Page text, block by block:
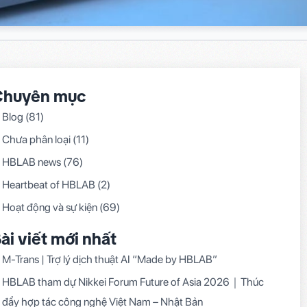
mục
Blog (81)
Chưa phân loại (11)
HBLAB news (76)
Heartbeat of HBLAB (2)
Hoạt động và sự kiện (69)
viết mới nhất
M-Trans | Trợ lý dịch thuật AI “Made by HBLAB”
HBLAB tham dự Nikkei Forum Future of Asia 2026｜Thúc
đẩy hợp tác công nghệ Việt Nam – Nhật Bản